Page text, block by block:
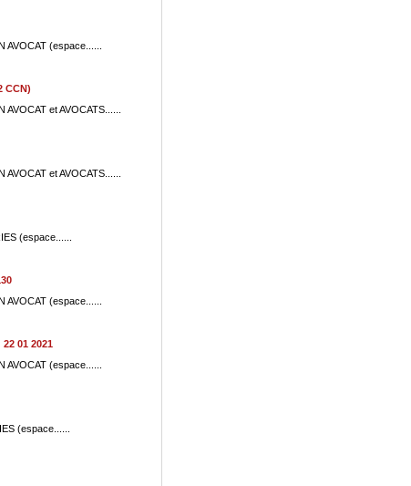
(espace......
CCN)
et AVOCATS......
et AVOCATS......
(espace......
(espace......
01 2021
(espace......
(espace......